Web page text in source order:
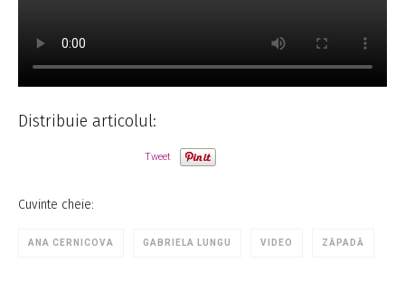
Distribuie articolul:
Tweet
Cuvinte cheie:
ANA CERNICOVA GABRIELA LUNGU VIDEO ZĂPADĂ